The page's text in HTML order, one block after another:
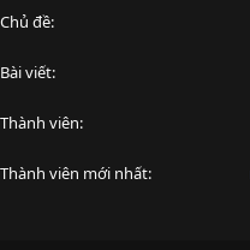
Chủ đề
Bài viết
Thành viên
Thành viên mới nhất